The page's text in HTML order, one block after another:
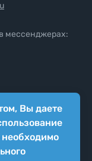
Вы даете
мессенджерах: